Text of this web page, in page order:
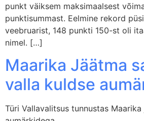
punkt väiksem maksimaalsest
punktisummast. Eelmine rekord
veebruarist, 148 punkti 150-st oli
nimel. […]
Maarika Jäätma
valla kuldse
Türi Vallavalitsus tunnustas